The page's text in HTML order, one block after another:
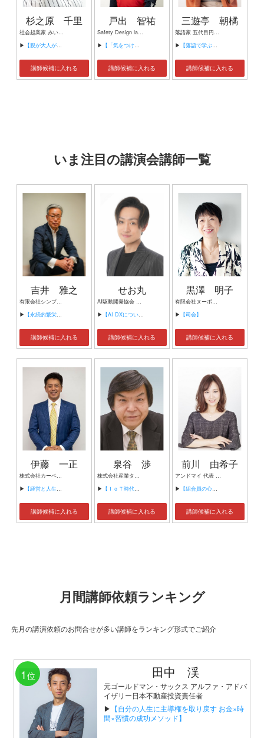
杉之原 千里
社会起業家 みいちゃんのお菓子工房 代表
▶ 【親が大人が気づいて動き変わる社会】
講師候補に入れる
戸出 智祐
Safety Design lab.代表 株式会社ダイヤサービス代表取締役
▶ 【「気をつけて」が事故を増やす科学的理由——精神論から仕組みへ】
講師候補に入れる
三遊亭 朝橘
落語家 五代目円楽一門会所属・真打
▶ 【落語で学ぶ多様性】
講師候補に入れる
いま注目の講演会講師一覧
吉井 雅之
有限会社シンプルタスク 代表取締役 習慣形成コンサルタント
▶ 【永続的繁栄の組織づくり】
講師候補に入れる
せお丸
AI駆動開発協会 代表理事 サイバーフリークス株式会社 代表取締役
▶ 【AI DXについて】
講師候補に入れる
黒澤 明子
有限会社ヌーボヌール代表取締役
▶ 【司会】
講師候補に入れる
伊藤 一正
株式会社カーベル代表取締役社長 プロレスラーカーベル伊藤
▶ 【経営と人生がHappyになる3つのキーワード】
講師候補に入れる
泉谷 渉
株式会社産業タイムズ社 代表取締役会長 半導体産業新聞 特別編集委員
▶ 【ＩｏＴ時代にニッポンの製造業が一気に抜け出す！！ ～世界トップシェアのセンサーとロボットで戦え！】
講師候補に入れる
前川 由希子
アンドマイ 代表 組織活性化コンサルタント
▶ 【組合員の心をぐっと掴むコミュニケーション術～組合員が「あなたが言うなら」と動き出す３ステップ～】
講師候補に入れる
月間講師依頼ランキング
先月の講演依頼のお問合せが多い講師をランキング形式でご紹介
1 位 田中 渓
元ゴールドマン・サックス アルファ・アドバ
イザリー日本不動産投資責任者
▶ 【自分の人生に主導権を取り戻す お金×時
間×習慣の成功メソッド】